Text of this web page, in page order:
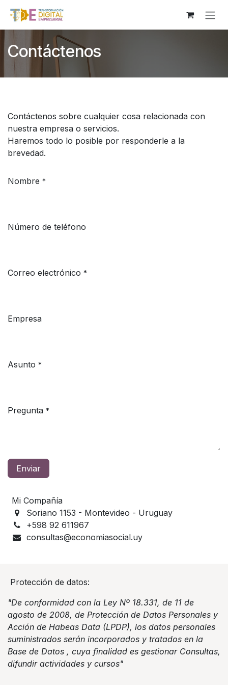
Ir al contenido
Contáctenos
Contáctenos sobre cualquier cosa relacionada con
nuestra empresa o servicios.
Haremos todo lo posible por responderle a la
brevedad.
Nombre *
Número de teléfono
Correo electrónico *
Empresa
Asunto *
Pregunta *
Enviar
Mi Compañía
Soriano 1153 - Montevideo - Uruguay
+598 92 611967
consultas@economiasocial.uy
Protección de datos:
"De conformidad con la Ley Nº 18.331, de 11 de
agosto de 2008, de Protección de Datos Personales y
Acción de Habeas Data (LPDP), los datos personales
suministrados serán incorporados y tratados en la
Base de Datos , cuya finalidad es gestionar Consultas,
difundir actividades y cursos"